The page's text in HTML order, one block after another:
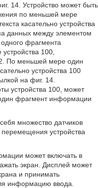
14. Устройство может быть
по меньшей мере
касательно устройства
данных между элементом
фрагмента
100,
По меньшей мере один
устройства 100
на фиг. 14.
устройства 100, может
фрагмент информации
множество датчиков
устройства
может включать в
экран. Дисплей может
и принимать
информацию ввода.